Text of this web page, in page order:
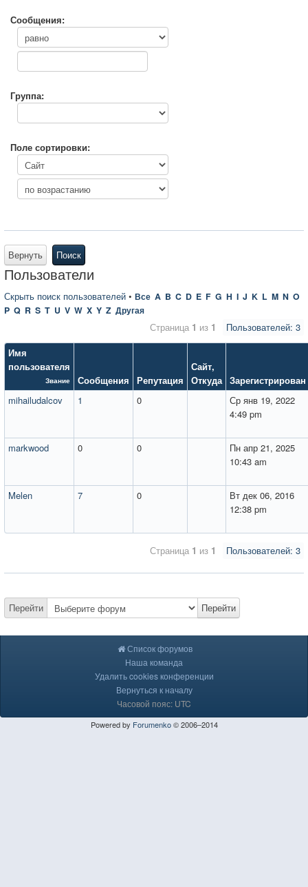
Сообщения:
Группа:
Поле сортировки:
Вернуть Поиск
Пользователи
Скрыть поиск пользователей • Все A B C D E F G H I J K L M N O
P Q R S T U V W X Y Z Другая
Пользователей: 3
Страница 1 из 1
Имя
пользователя
Звание Сообщения Репутация
Сайт,
Откуда Зарегистрирован
mihailudalcov
1 0
Ср янв 19, 2022
4:49 pm
markwood 0 0
Пн апр 21, 2025
10:43 am
Melen 7 0
Вт дек 06, 2016
12:38 pm
Пользователей: 3
Страница 1 из 1
Перейти Перейти
Список форумов
Наша команда
Удалить cookies конференции
Вернуться к началу
Часовой пояс: UTC
Powered by Forumenko© 2006–2014